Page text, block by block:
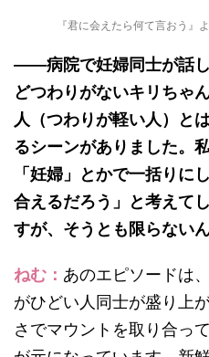
『君に会えたら何て言おう』
——病院で妊婦同士が話
どつわりがないキリちゃ
人（つわりが軽い人）と
るシーンがありました。
「妊婦」とかで一括りに
合えるだろう」と考えて
すが、そうとも限らない
ねむ： あのエピソードは
がひどい人同士が盛り上
さでマウントを取り合っ